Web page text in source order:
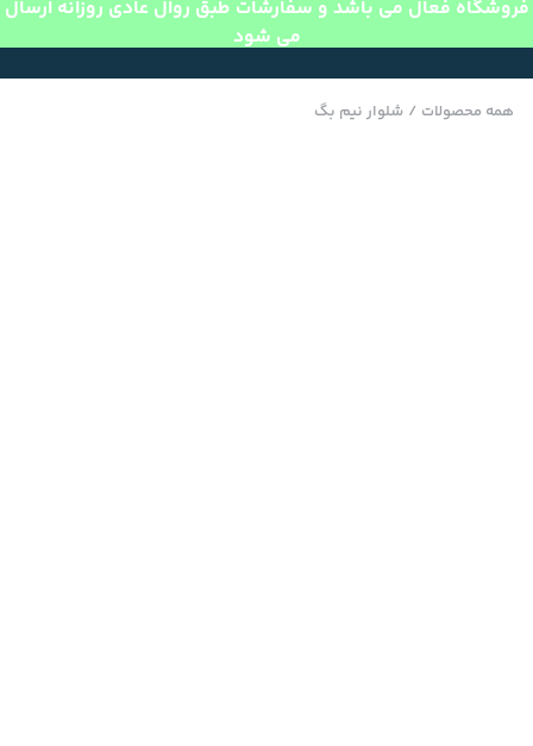
فروشگاه فعال می باشد و سفارشات طبق روال عادی روزانه ارسال
می شود
همه محصولات / شلوار نیم بگ